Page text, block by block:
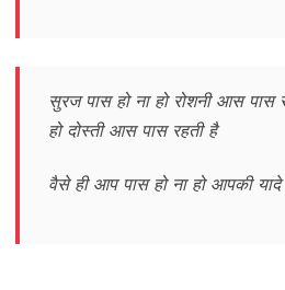
सुरज पास हो ना हो रोशनी आस पास
हो दोस्ती आस पास रहती है
वैसे ही आप पास हो ना हो आपकी यादे